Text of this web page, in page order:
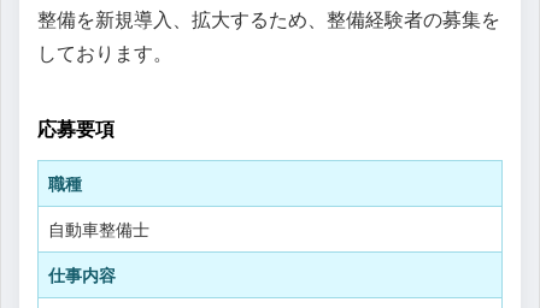
整備を新規導入、拡大するため、整備経験者の募集を
しております。
応募要項
職種
自動車整備士
仕事内容